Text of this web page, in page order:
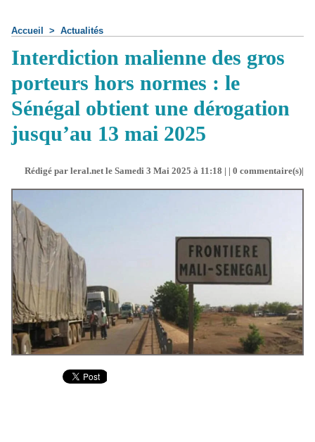
Accueil > Actualités
Interdiction malienne des gros
porteurs hors normes : le
Sénégal obtient une dérogation
jusqu’au 13 mai 2025
Rédigé par leral.net le Samedi 3 Mai 2025 à 11:18 | | 0 commentaire(s)|